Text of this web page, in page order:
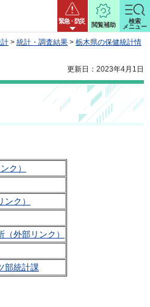
緊急・防災
閲覧補助
検索
メニュー
> 統計・調査結果 > 栃木県の保健統計情
更新日：2023年4月1日
ク）
ク）
外部リンク）
部統計課